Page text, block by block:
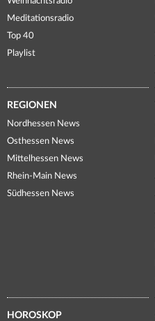
Meditationsradio
Top 40
Playlist
REGIONEN
Nordhessen News
Osthessen News
Mittelhessen News
Rhein-Main News
Südhessen News
HOROSKOP